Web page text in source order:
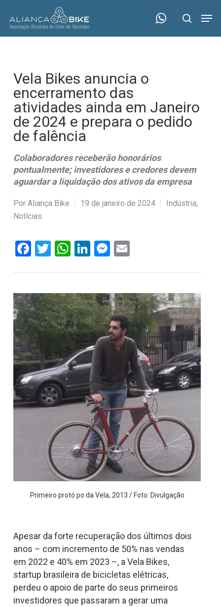
main
search
Vela Bikes anuncia o
encerramento das
atividades ainda em Janeiro
de 2024 e prepara o pedido
de falência
Colaboradores receberão honorários
pontualmente; investidores e credores devem
aguardar a liquidação dos ativos da empresa
Por Aliança Bike 19 de janeiro de 2024 Indústria,
Notícias
Facebook
Twitter
WhatsApp
LinkedIn
Messenger
Email
Primeiro protó po da Vela, 2013 / Foto: Divulgação
Apesar da forte recuperação dos últimos dois
anos – com incremento de 50% nas vendas
em 2022 e 40% em 2023 –, a Vela Bikes,
startup brasileira de bicicletas elétricas,
perdeu o apoio de parte do seus primeiros
investidores que passaram a gerar uma